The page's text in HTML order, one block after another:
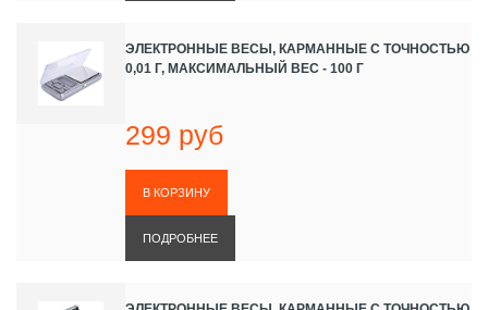
ЭЛЕКТРОННЫЕ ВЕСЫ, КАРМАННЫЕ С ТОЧНОСТЬЮ
0,01 Г, МАКСИМАЛЬНЫЙ ВЕС - 100 Г
299 руб
ПОДРОБНЕЕ